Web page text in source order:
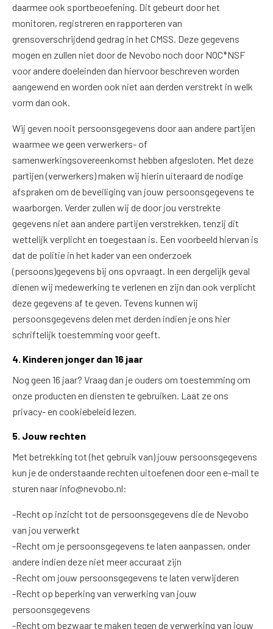
daarmee ook sportbeoefening. Dit gebeurt door het
monitoren, registreren en rapporteren van
grensoverschrijdend gedrag in het CMSS. Deze gegevens
mogen en zullen niet door de Nevobo noch door NOC*NSF
voor andere doeleinden dan hiervoor beschreven worden
aangewend en worden ook niet aan derden verstrekt in welk
vorm dan ook.
Wij geven nooit persoonsgegevens door aan andere partijen
waarmee we geen verwerkers- of
samenwerkingsovereenkomst hebben afgesloten. Met deze
partijen (verwerkers) maken wij hierin uiteraard de nodige
afspraken om de beveiliging van jouw persoonsgegevens te
waarborgen. Verder zullen wij de door jou verstrekte
gegevens niet aan andere partijen verstrekken, tenzij dit
wettelijk verplicht en toegestaan is. Een voorbeeld hiervan is
dat de politie in het kader van een onderzoek
(persoons)gegevens bij ons opvraagt. In een dergelijk geval
dienen wij medewerking te verlenen en zijn dan ook verplicht
deze gegevens af te geven. Tevens kunnen wij
persoonsgegevens delen met derden indien je ons hier
schriftelijk toestemming voor geeft.
4. Kinderen jonger dan 16 jaar
Nog geen 16 jaar? Vraag dan je ouders om toestemming om
onze producten en diensten te gebruiken. Laat ze ons
privacy- en cookiebeleid lezen.
5. Jouw rechten
Met betrekking tot (het gebruik van) jouw persoonsgegevens
kun je de onderstaande rechten uitoefenen door een e-mail te
sturen naar info@nevobo.nl:
-Recht op inzicht tot de persoonsgegevens die de Nevobo
van jou verwerkt
-Recht om je persoonsgegevens te laten aanpassen, onder
andere indien deze niet meer accuraat zijn
-Recht om jouw persoonsgegevens te laten verwijderen
-Recht op beperking van verwerking van jouw
persoonsgegevens
-Recht om bezwaar te maken tegen de verwerking van jouw